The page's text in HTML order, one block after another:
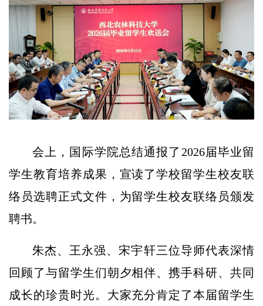
会上，国际学院总结通报了2026届毕业留
学生教育培养成果，宣读了学校留学生校友联
络员选聘正式文件，为留学生校友联络员颁发
聘书。
朱杰、王永强、宋宇轩三位导师代表深情
回顾了与留学生们朝夕相伴、携手科研、共同
成长的珍贵时光。大家充分肯定了本届留学生